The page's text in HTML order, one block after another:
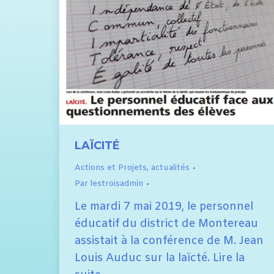
LAÏCITÉ
Actions et Projets, actualités
Par lestroisadmin
Le mardi 7 mai 2019, le personnel
éducatif du district de Montereau
assistait à la conférence de M. Jean
Louis Auduc sur la laïcté. Lire la